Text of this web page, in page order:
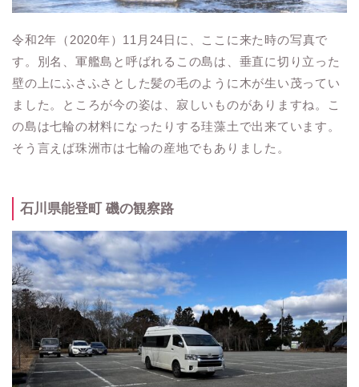
令和2年（2020年）11月24日に、ここに来た時の写真で
す。別名、軍艦島と呼ばれるこの島は、垂直に切り立った
壁の上にふさふさとした髪の毛のように木が生い茂ってい
ました。ところが今の姿は、寂しいものがありますね。こ
の島は七輪の材料になったりする珪藻土で出来ています。
そう言えば珠洲市は七輪の産地でもありました。
石川県能登町 磯の観察路